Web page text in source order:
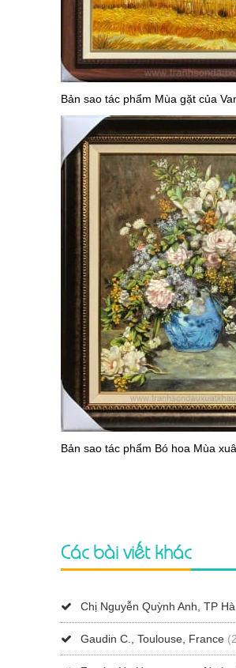
Bản sao tác phẩm Mùa gặt của
Bản sao tác phẩm Bó hoa Mùa
Các bài viết khác
Chị Nguyễn Quỳnh Anh, TP
Gaudin C., Toulouse, France